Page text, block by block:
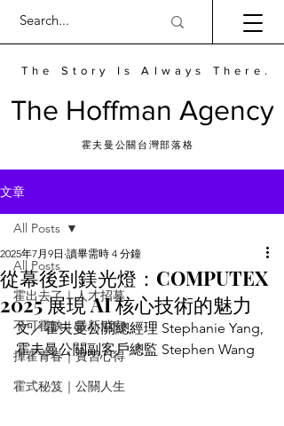
​The Hoffman Agency
The Story Is Always There.
霍夫曼公關台灣部落格
文章
All Posts
霍出去了｜人才招募
不可霍缺｜最新消息
揮霍青春｜實習心得
霍式秘笈｜公關人生
All Posts
從幕後到鎂光燈：COMPUTEX
2025 展現 AI 核心技術的魅力
2025年7月9日 讀畢需時 4 分鐘
文／霍夫曼公關總經理 Stephanie Yang,
霍夫曼公關副客戶總監 Stephen Wang